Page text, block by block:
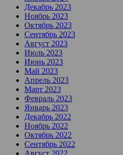
Декабрь 2023
Ноябрь 2023
Октябрь 2023
Сентябрь 2023
Август 2023
Июль 2023
Июнь 2023
Май 2023
Апрель 2023
Март 2023
Февраль 2023
Январь 2023
Декабрь 2022
Ноябрь 2022
Октябрь 2022
Сентябрь 2022
Август 2022